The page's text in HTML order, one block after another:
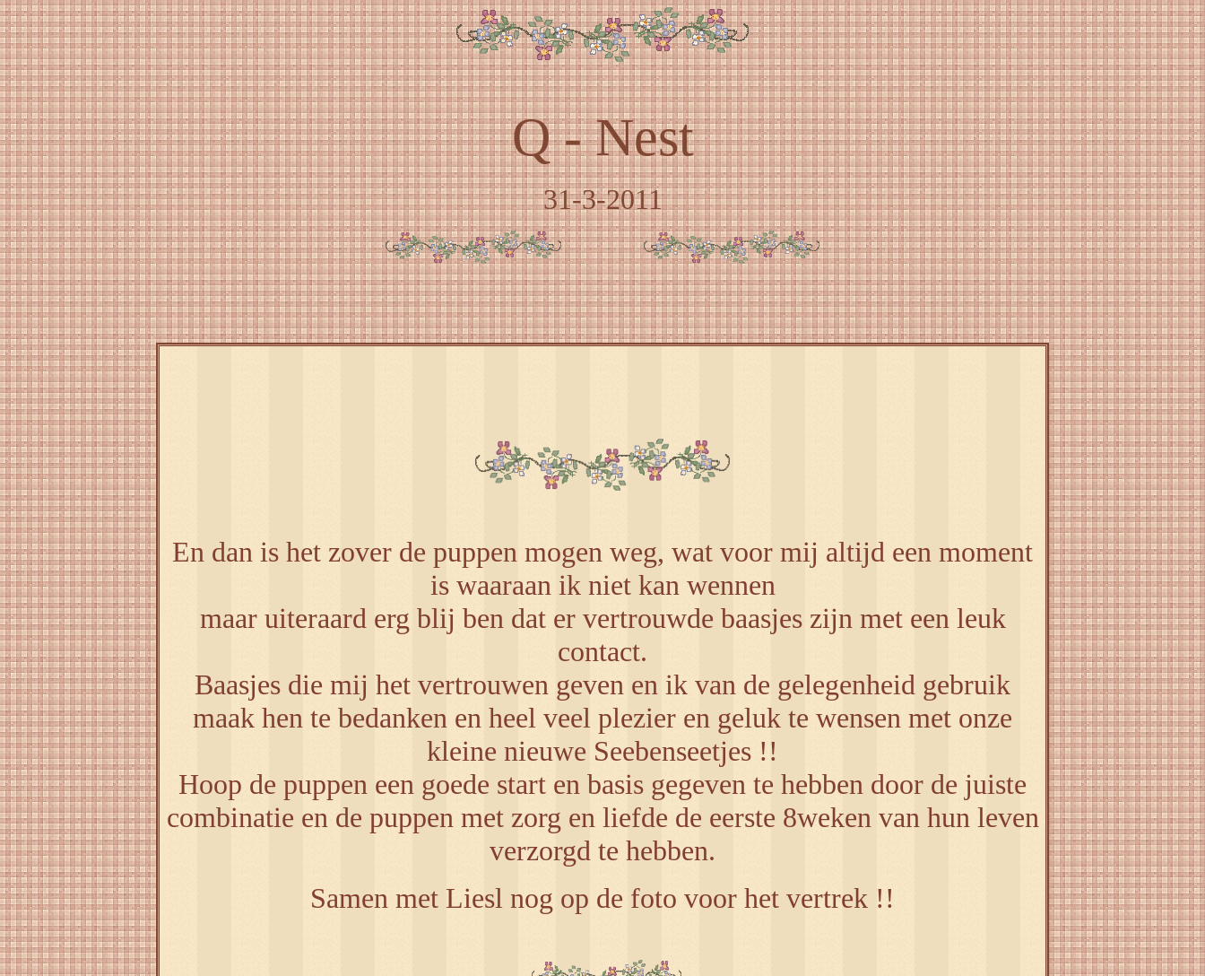
Q - Nest
31-3-2011
En dan is het zover de puppen mogen weg, wat voor mij altijd een moment
is waaraan ik niet kan wennen
maar uiteraard erg blij ben dat er vertrouwde baasjes zijn met een leuk
contact.
Baasjes die mij het vertrouwen geven en ik van de gelegenheid gebruik
maak hen te bedanken en heel veel plezier en geluk te wensen met onze
kleine nieuwe Seebenseetjes !!
Hoop de puppen een goede start en basis gegeven te hebben door de juiste
combinatie en de puppen met zorg en liefde de eerste 8weken van hun leven
verzorgd te hebben.
Samen met Liesl nog op de foto voor het vertrek !!